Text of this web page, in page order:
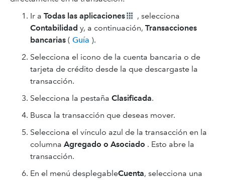
Ir a Todas las aplicaciones
, selecciona
Contabilidad y, a continuación, Transacciones
bancarias ( Guía ).
Selecciona el icono de la cuenta bancaria o de
tarjeta de crédito desde la que descargaste la
transacción.
Selecciona la pestaña Clasificada.
Busca la transacción que deseas mover.
Selecciona el vínculo azul de la transacción en la
columna Agregado o Asociado . Esto abre la
transacción.
En el menú desplegableCuenta, selecciona una